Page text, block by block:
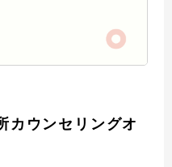
カウンセリングオ